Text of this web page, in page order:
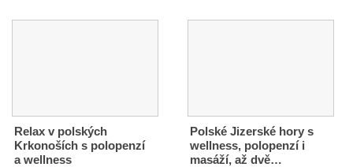
Relax v polských
Krkonoších s polopenzí
a wellness
Polské Jizerské hory s
wellness, polopenzí i
masáží, až dvě…